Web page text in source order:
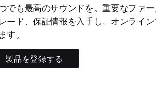
でも最高のサウンドを。重要なファ
ード、保証情報を入手し、オンライ
す。
製品を登録する